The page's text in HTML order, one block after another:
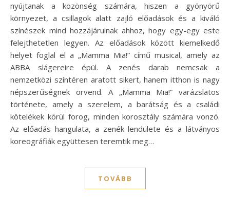
nyújtanak a közönség számára, hiszen a gyönyörű
környezet, a csillagok alatt zajló előadások és a kiváló
színészek mind hozzájárulnak ahhoz, hogy egy-egy este
felejthetetlen legyen. Az előadások között kiemelkedő
helyet foglal el a „Mamma Mia!” című musical, amely az
ABBA slágereire épül. A zenés darab nemcsak a
nemzetközi színtéren aratott sikert, hanem itthon is nagy
népszerűségnek örvend. A „Mamma Mia!” varázslatos
története, amely a szerelem, a barátság és a családi
kötelékek körül forog, minden korosztály számára vonzó.
Az előadás hangulata, a zenék lendülete és a látványos
koreográfiák együttesen teremtik meg…
TOVÁBB